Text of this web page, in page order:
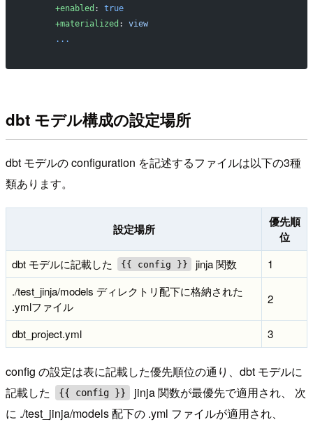
      +enabled
: true
      +materialized
: view
      ...
dbt モデル構成の設定場所
dbt モデルの configuration を記述するファイルは以下の3種
類あります。
設定場所
優先順
位
dbt モデルに記載した {{ config }} jinja 関数
1
./test_jinja/models ディレクトリ配下に格納された
.ymlファイル
2
dbt_project.yml 3
config の設定は表に記載した優先順位の通り、dbt モデルに
記載した
{{ config }}
jinja 関数が最優先で適用され、 次
に ./test_jinja/models 配下の .yml ファイルが適用され、